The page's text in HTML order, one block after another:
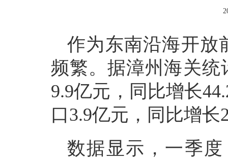
作为东南沿海开放
频繁。据漳州海关
9.9亿元，同比增长
口3.9亿元，同比增长
数据显示，一季